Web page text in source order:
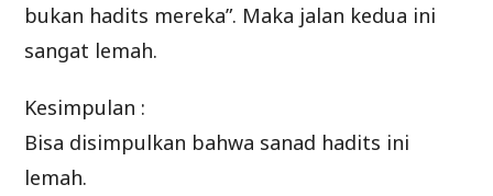
bukan hadits mereka”. Maka jalan kedua ini
sangat lemah.
Kesimpulan :
Bisa disimpulkan bahwa sanad hadits ini
lemah.